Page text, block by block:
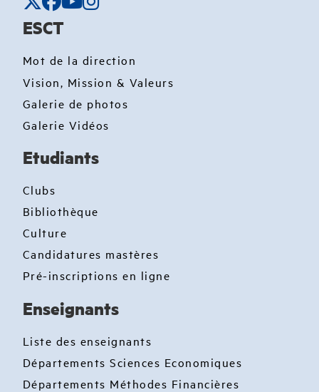
ESCT
Mot de la direction
Vision, Mission & Valeurs
Galerie de photos
Galerie Vidéos
Etudiants
Clubs
Bibliothèque
Culture
Candidatures mastères
Pré-inscriptions en ligne
Enseignants
Liste des enseignants
Départements Sciences Economiques
Départements Méthodes Financières